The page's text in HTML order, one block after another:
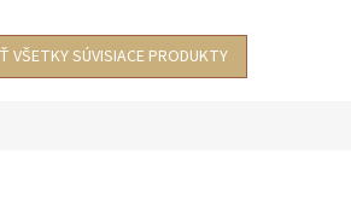
VŠETKY SÚVISIACE PRODUKTY